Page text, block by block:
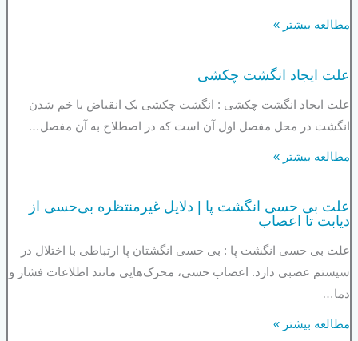
مطالعه بیشتر »
علت ایجاد انگشت چکشی
علت ایجاد انگشت چکشی : انگشت چکشی یک انقباض یا خم شدن
انگشت در محل مفصل اول آن است که در اصطلاح به آن مفصل…
مطالعه بیشتر »
علت بی حسی انگشت پا | دلایل غیرمنتظره بی‌حسی از
دیابت تا اعصاب
علت بی حسی انگشت پا : بی حسی انگشتان پا ارتباطی با اختلال در
سیستم عصبی دارد. اعصاب حسی، محرک‌هایی مانند اطلاعات فشار و
دما…
مطالعه بیشتر »